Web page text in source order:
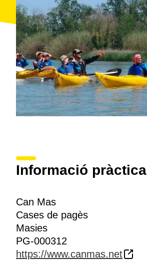
Informació pràctica
Can Mas
Cases de pagès
Masies
PG-000312
https://www.canmas.net